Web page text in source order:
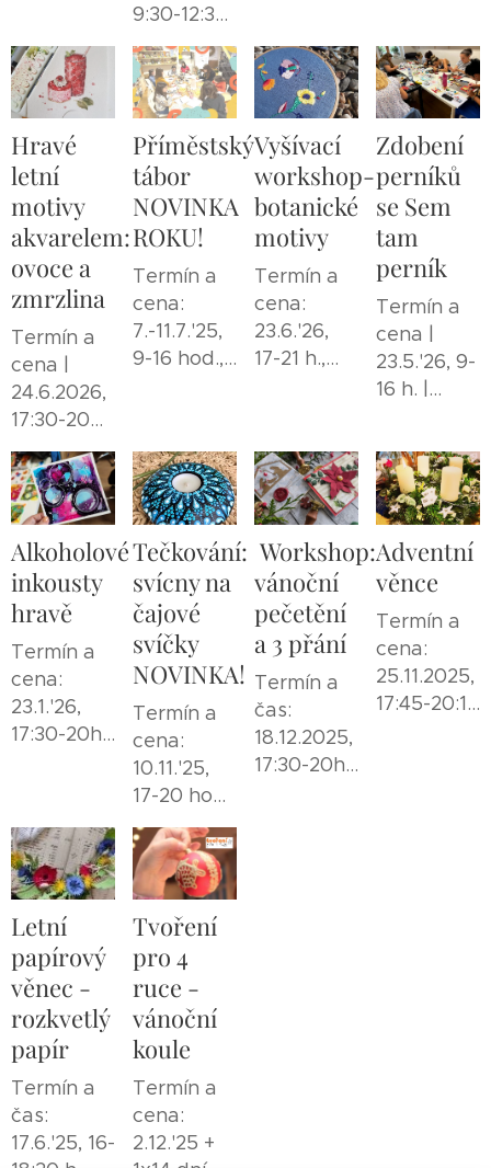
9:30-12:30
h. | 2150
Kč
Hravé
letní
motivy
akvarelem:
ovoce a
zmrzlina
Termín a
cena |
24.6.2026,
17:30-20
hod. | 1950
Kč
Příměstský
tábor
NOVINKA
ROKU!
Termín a
cena:
7.-11.7.'25,
9-16 hod.,
Vyšívací
workshop-
botanické
motivy
Termín a
cena:
23.6.'26,
17-21 h.,
Zdobení
perníků
se Sem
tam
perník
Termín a
cena |
23.5.'26, 9-
16 h. |
Alkoholové
inkousty
hravě
Termín a
cena:
23.1.'26,
17:30-20h.,
Tečkování:
svícny na
čajové
svíčky
NOVINKA!
Termín a
cena:
10.11.'25,
17-20 hod.,
950 Kč
NOVINKA!
Workshop:
vánoční
pečetění
a 3 přání
Termín a
čas:
18.12.2025,
17:30-20h.,
Adventní
věnce
Termín a
cena:
25.11.2025,
17:45-20:15
Letní
papírový
věnec -
rozkvetlý
papír
Termín a
čas:
17.6.'25, 16-
Tvoření
pro 4
ruce -
vánoční
koule
Termín a
cena:
2.12.'25 +